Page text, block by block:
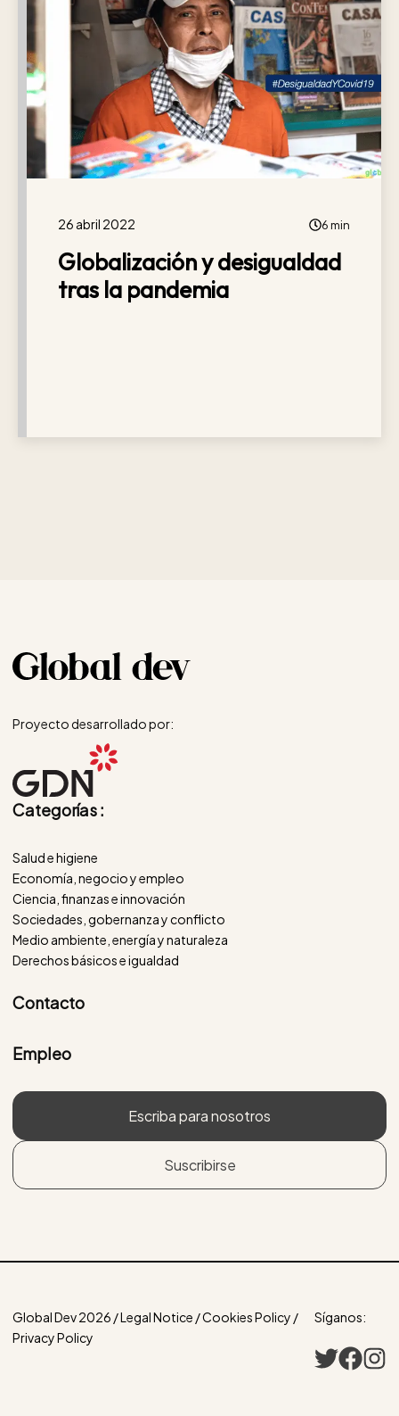
26 abril 2022 6 min
Globalización y desigualdad
tras la pandemia
Proyecto desarrollado por:
Categorías :
Salud e higiene
Economía, negocio y empleo
Ciencia, finanzas e innovación
Sociedades, gobernanza y conflicto
Medio ambiente, energía y naturaleza
Derechos básicos e igualdad
Contacto
Empleo
Escriba para nosotros
Suscribirse
Global Dev 2026 / Legal Notice / Cookies Policy /
Privacy Policy
Síganos: